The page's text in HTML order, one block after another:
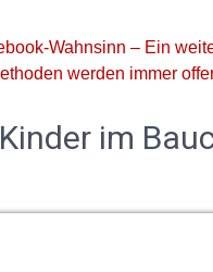
Wahnsinn – Ein
werden immer
im